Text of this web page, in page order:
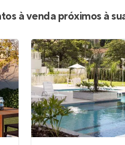
à venda próximos à